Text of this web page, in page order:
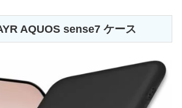
AQUOS sense7 ケース